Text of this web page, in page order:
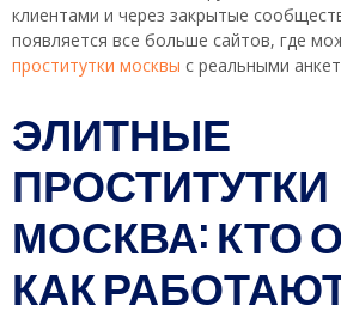
клиентами и через закрытые
появляется все больше сайтов, где
проститутки москвы с реальными
ЭЛИТНЫЕ
ПРОСТИТУТКИ
МОСКВА: КТО
КАК